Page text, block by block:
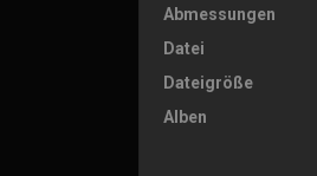
Abmessungen
Datei
Dateigröße
Alben